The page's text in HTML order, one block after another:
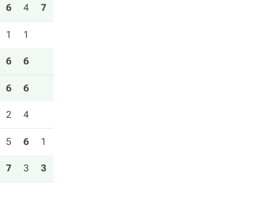
6 4 7
1 1
6 6
6 6
2 4
5 6 1
7 3 3